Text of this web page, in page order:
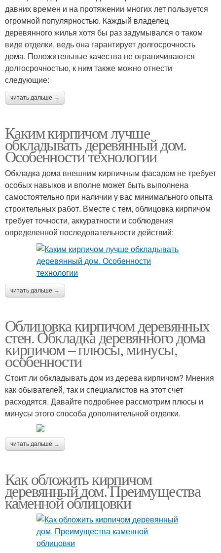
давних времен и на протяжении многих лет пользуется
огромной популярностью. Каждый владелец
деревянного жилья хотя бы раз задумывался о таком
виде отделки, ведь она гарантирует долгосрочность
дома. Положительные качества не ограничиваются
долгосрочностью, к ним также можно отнести
следующие:
читать дальше →
Каким кирпичом лучше
обкладывать деревянный дом.
Особенности технологии
Обкладка дома внешним кирпичным фасадом не требует
особых навыков и вполне может быть выполнена
самостоятельно при наличии у вас минимального опыта
строительных работ. Вместе с тем, облицовка кирпичом
требует точности, аккуратности и соблюдения
определенной последовательности действий:
читать дальше →
Облицовка кирпичом деревянных
стен. Обкладка деревянного дома
кирпичом – плюсы, минусы,
особенности
Стоит ли обкладывать дом из дерева кирпичом? Мнения
как обывателей, так и специалистов на этот счет
расходятся. Давайте подробнее рассмотрим плюсы и
минусы этого способа дополнительной отделки.
читать дальше →
Как обложить кирпичом
деревянный дом. Преимущества
каменной облицовки